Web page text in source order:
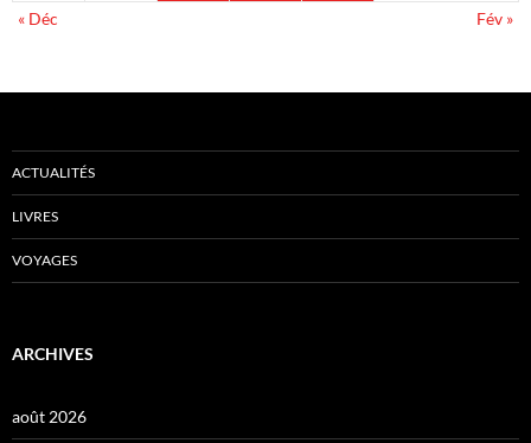
« Déc
Fév »
ACTUALITÉS
LIVRES
VOYAGES
ARCHIVES
août 2026